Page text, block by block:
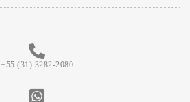
+55 (31) 3282-2080